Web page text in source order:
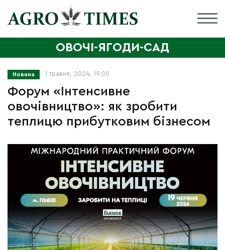
ОВОЧІ-ЯГОДИ-САД
Новина 1 травня, 2024, 19:00
Форум «Інтенсивне
овочівництво»: як зробити
теплицю прибутковим бізнесом